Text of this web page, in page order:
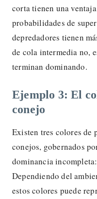
corta tienen una
probabilidades de
depredadores tienen
de cola intermedia no,
terminan dominando.
Ejemplo 3: El
conejo
Existen tres colores de
conejos, gobernados
dominancia
Dependiendo del
estos colores puede